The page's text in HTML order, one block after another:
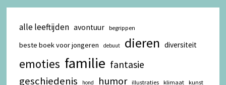
alle leeftijden avontuur begrippen
beste boek voor jongeren debuut dieren diversiteit
emoties familie fantasie
geschiedenis hond humor illustraties klimaat kunst